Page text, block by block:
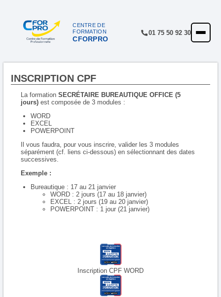
CENTRE DE
FORMATION
CFORPRO
01 75 50 92 30
ACCUEIL
NOTRE OFFRE
INSCRIPTION
INSCRIPTION CPF
La formationSECRÉTAIRE BUREAUTIQUE OFFICE (5
jours) est composée de 3 modules :
WORD
EXCEL
POWERPOINT
Il vous faudra, pour vous inscrire, valider les 3 modules
séparément (cf. liens ci-dessous) en sélectionnant des dates
successives.
Exemple :
Bureautique : 17 au 21 janvier
WORD : 2 jours (17 au 18 janvier)
EXCEL : 2 jours (19 au 20 janvier)
POWERPOINT : 1 jour (21 janvier)
Inscription CPF WORD